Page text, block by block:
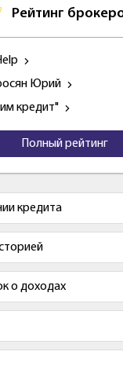
Рейтинг
Юрий
кредит"
Полный рейтинг
кредита
о доходах